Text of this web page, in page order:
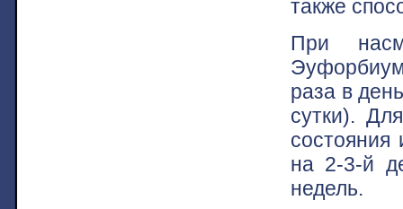
также
При
раза в
сутки).
состояния
на 2-3-й
недель.